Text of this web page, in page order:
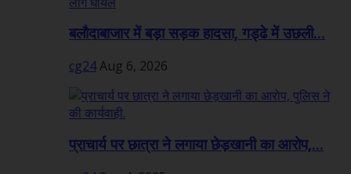
बलौदाबाजार में बड़ा सड़क हादसा, गड्ढे में उछली...
cg24Aug 6, 2026
प्राचार्य पर छात्रा ने लगाया छेड़खानी का आरोप,...